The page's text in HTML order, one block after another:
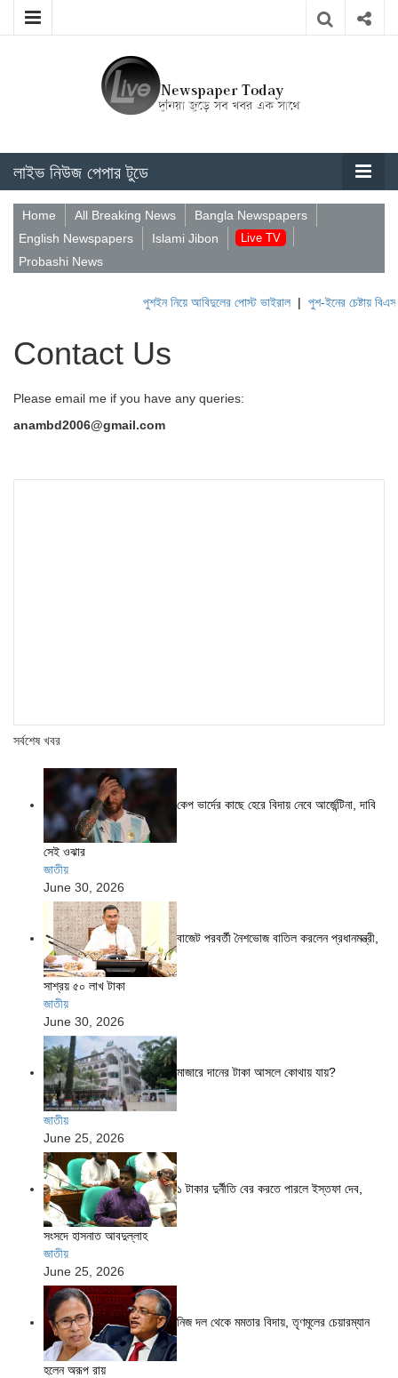
লাইভ নিউজ পেপার টুডে
Home All Breaking News
Bangla Newspapers
English Newspapers
Islami Jibon Live TV
Probashi News
পুশইন নিয়ে আবিদুলের পোস্ট ভাইরাল| পুশ-ইনের চেষ্টায়
Contact Us
Please email me if you have any queries:
anambd2006@gmail.com
সর্বশেষ খবর
কেপ ভার্দের কাছে হেরে বিদায় নেবে আর্জেন্টিনা, দাবি
সেই ওঝার
জাতীয়
June 30, 2026
বাজেট পরবর্তী নৈশভোজ বাতিল করলেন প্রধানমন্ত্রী,
সাশ্রয় ৫০ লাখ টাকা
জাতীয়
June 30, 2026
মাজারে দানের টাকা আসলে কোথায় যায়?
জাতীয়
June 25, 2026
১ টাকার দুর্নীতি বের করতে পারলে ইস্তফা দেব,
সংসদে হাসনাত আবদুল্লাহ
জাতীয়
June 25, 2026
নিজ দল থেকে মমতার বিদায়, তৃণমূলের চেয়ারম্যান
হলেন অরূপ রায়